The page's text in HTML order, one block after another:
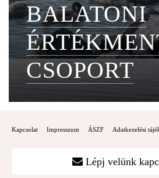
BALATONI
CSOPORT
Kapcsolat Impresszum ÁSZF Adatkezelési
Lépj velünk